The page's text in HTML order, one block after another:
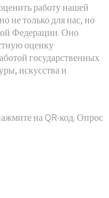
работу нашей
не только для нас, но
Федерации. Оно
оценку
государственных
искусства и
на QR-код. Опрос